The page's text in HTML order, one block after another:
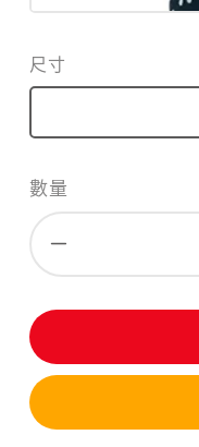
尺寸
數量